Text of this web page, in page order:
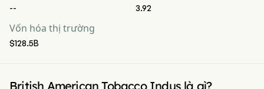
-- 3.92
Vốn hóa thị trường
$128.5B
British American Tobacco Indus là gì?